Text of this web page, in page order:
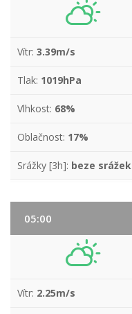
Vítr: 3.39m/s
Tlak: 1019hPa
Vlhkost: 68%
Oblačnost: 17%
Srážky [3h]: beze srážek
05:00
Vítr: 2.25m/s